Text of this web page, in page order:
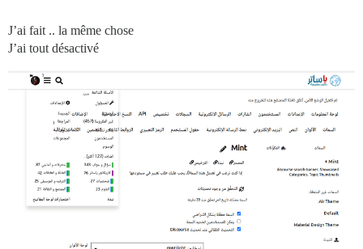
J’ai fait .. la même chose
J’ai tout désactivé